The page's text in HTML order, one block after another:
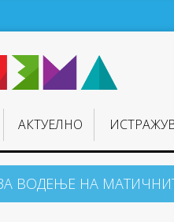
АКТУЕЛНО
ВОДЕЊЕ НА